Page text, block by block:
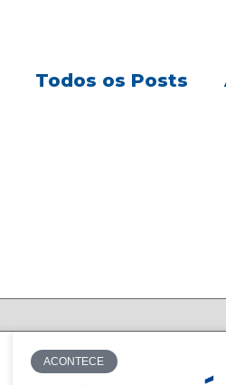
Todos os Posts
ACONTECE